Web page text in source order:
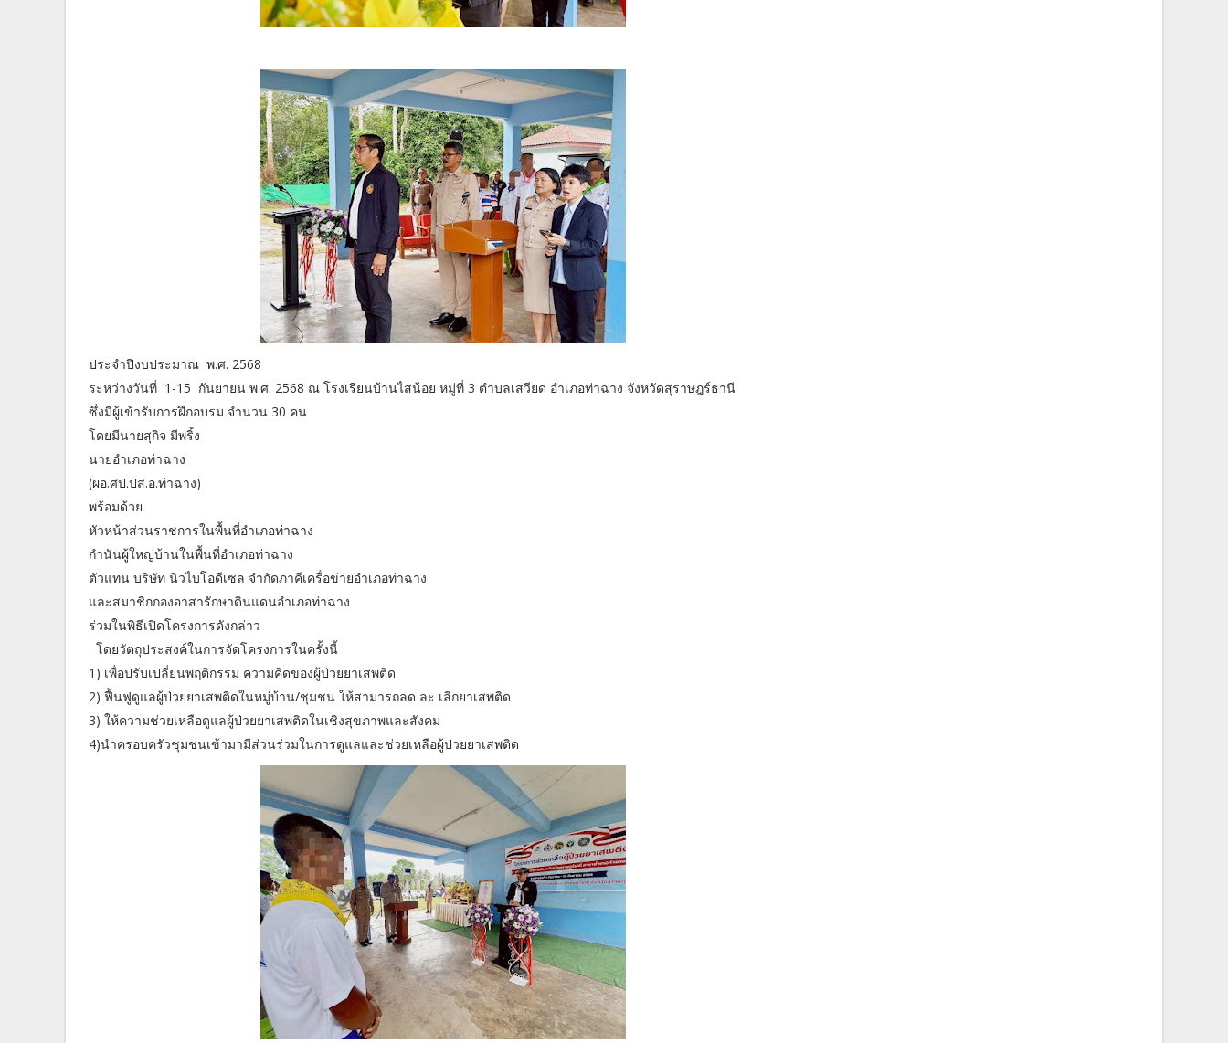
ประจำปีงบประมาณ พ.ศ. 2568
ระหว่างวันที่ 1-15 กันยายน พ.ศ. 2568 ณ โรงเรียนบ้านไสน้อย หมู่ที่ 3 ตำบลเสวียด อำเภอท่าฉาง จังหวัดสุราษฎร์ธานี
ซึ่งมีผู้เข้ารับการฝึกอบรม จำนวน 30 คน
โดยมีนายสุกิจ มีพริ้ง
นายอำเภอท่าฉาง
(ผอ.ศป.ปส.อ.ท่าฉาง)
พร้อมด้วย
หัวหน้าส่วนราชการในพื้นที่อำเภอท่าฉาง
กำนันผู้ใหญ่บ้านในพื้นที่อำเภอท่าฉาง
ตัวแทน บริษัท นิวไบโอดีเซล จำกัดภาคีเครื่อข่ายอำเภอท่าฉาง
และสมาชิกกองอาสารักษาดินแดนอำเภอท่าฉาง
ร่วมในพิธีเปิดโครงการดังกล่าว
โดยวัตถุประสงค์ในการจัดโครงการในครั้งนี้
1) เพื่อปรับเปลี่ยนพฤติกรรม ความคิดของผู้ป่วยยาเสพติด
2) ฟื้นฟูดูแลผู้ป่วยยาเสพติดในหมู่บ้าน/ชุมชน ให้สามารถลด ละ เลิกยาเสพติด
3) ให้ความช่วยเหลือดูแลผู้ป่วยยาเสพติดในเชิงสุขภาพและสังคม
4)นำครอบครัวชุมชนเข้ามามีส่วนร่วมในการดูแลและช่วยเหลือผู้ป่วยยาเสพติด